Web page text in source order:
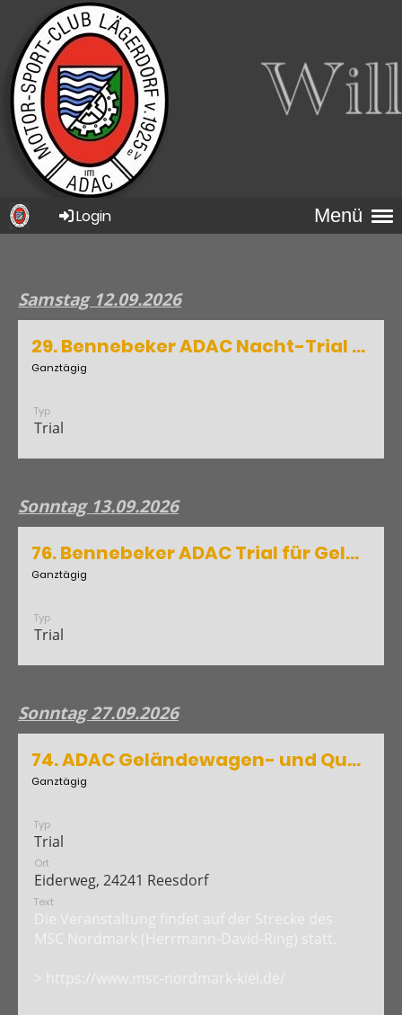
Menü
Login
Samstag 12.09.2026
29. Bennebeker ADAC Nacht-Trial für Geländewagen / Quad und ATV
Ganztägig
Typ
Trial
Sonntag 13.09.2026
76. Bennebeker ADAC Trial für Geländewagen / Quad / ATV
Ganztägig
Typ
Trial
Sonntag 27.09.2026
74. ADAC ​Geländewagen- und Quad-Trial
Ganztägig
Typ
Trial
Ort
Eiderweg, 24241 Reesdorf
Text